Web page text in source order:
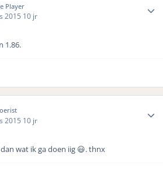
Player
2015 10 jr
1.86.
2015 10 jr
wat ik ga doen iig 😃. thnx